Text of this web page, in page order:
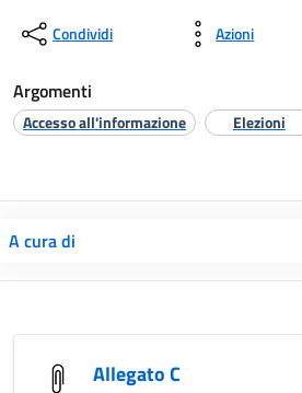
Condividi Azioni
Argomenti
Accesso all'informazione Elezioni
A cura di
Allegato C